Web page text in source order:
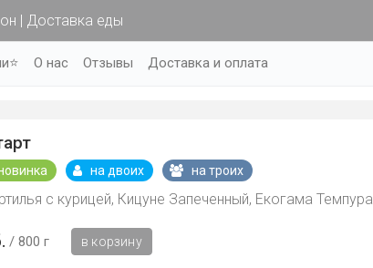
| Доставка еды
О нас Отзывы Доставка и оплата
на двоих на троих
с курицей, Кицуне Запеченный, Екогама Темпура
800 г в корзину